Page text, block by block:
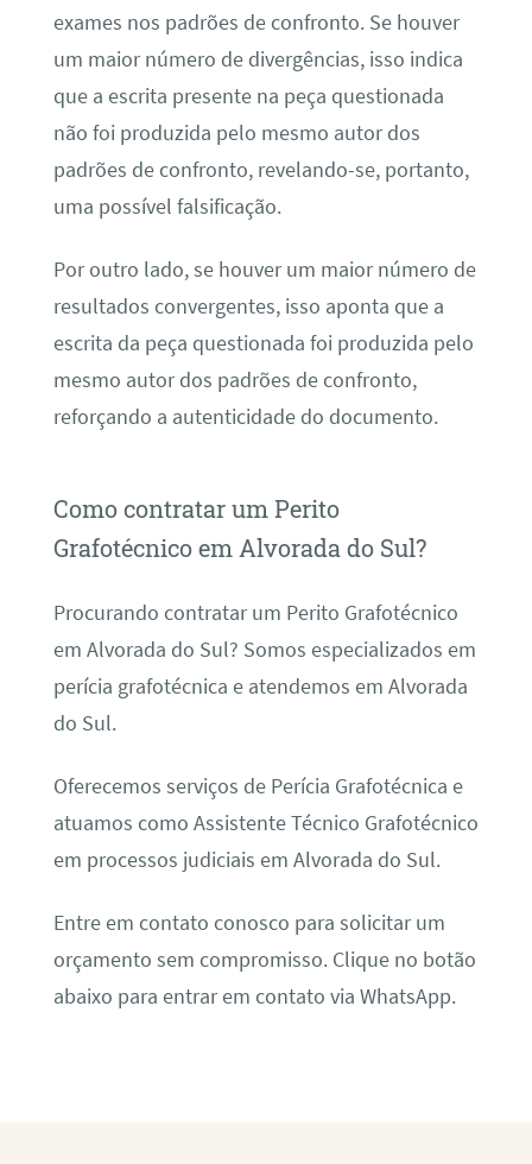
exames nos padrões de confronto. Se houver
um maior número de divergências, isso indica
que a escrita presente na peça questionada
não foi produzida pelo mesmo autor dos
padrões de confronto, revelando-se, portanto,
uma possível falsificação.
Por outro lado, se houver um maior número de
resultados convergentes, isso aponta que a
escrita da peça questionada foi produzida pelo
mesmo autor dos padrões de confronto,
reforçando a autenticidade do documento.
Como contratar um Perito
Grafotécnico em Alvorada do Sul?
Procurando contratar um Perito Grafotécnico
em Alvorada do Sul? Somos especializados em
perícia grafotécnica e atendemos em Alvorada
do Sul.
Oferecemos serviços de Perícia Grafotécnica e
atuamos como Assistente Técnico Grafotécnico
em processos judiciais em Alvorada do Sul.
Entre em contato conosco para solicitar um
orçamento sem compromisso. Clique no botão
abaixo para entrar em contato via WhatsApp.